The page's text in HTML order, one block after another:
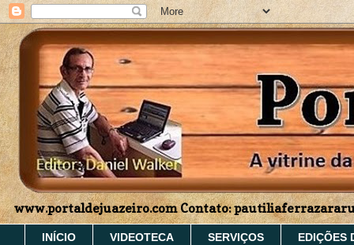
www.portaldejuazeiro.com Contato:
INÍCIO VIDEOTECA SERVIÇOS EDIÇÕES